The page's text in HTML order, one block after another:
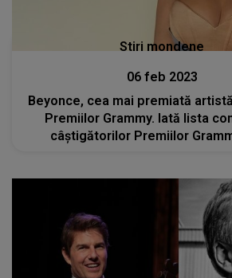
Stiri mondene
06 feb 2023
Beyonce, cea mai premiată
Premiilor Grammy. Iată lista
câștigătorilor Premiilor